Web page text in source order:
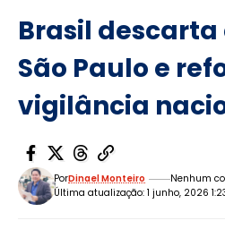
Brasil
São Paulo e
vigilância
Última atualização: 1 junho, 2026
PorDinael Monteiro Nenhum